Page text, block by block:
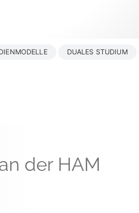
DUALES STUDIUM
der HAM